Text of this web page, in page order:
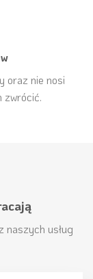
oraz nie nosi
zwrócić.
naszych usług